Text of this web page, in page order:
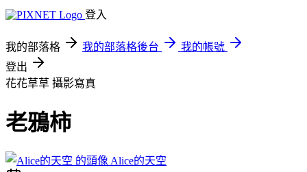
登入
我的部落格 我的部落格後台
我的帳號
登出
花花草草 攝影寫真
老鴉柿
Alice的天空